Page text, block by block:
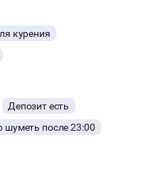
курения
Депозит есть
после 23:00